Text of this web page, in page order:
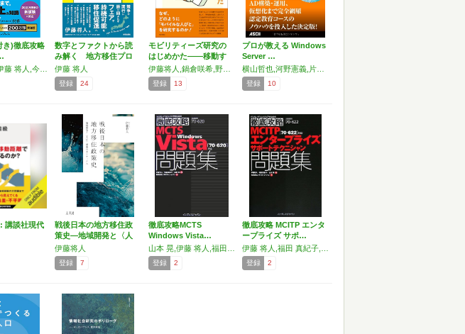
き)徹底攻略
数字とファクトから読
み解く 地方移住プロ
モー…
伊藤 将人
登録 24
モビリティーズ研究の
はじめかた――移動す
る人…
登録 13
プロが教える Windows
Server …
登録 10
講談社現代
戦後日本の地方移住政
策史―地域開発と〈人
材〉…
伊藤将人
登録 7
徹底攻略MCTS
Windows Vista…
登録 2
徹底攻略 MCITP エンタ
ープライズ サポ…
登録 2